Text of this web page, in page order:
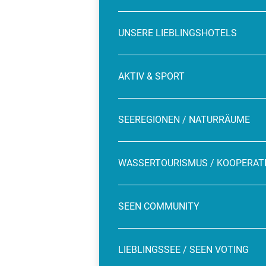
UNSERE LIEBLINGSHOTELS
AKTIV & SPORT
SEEREGIONEN / NATURRÄUME
WASSERTOURISMUS /
SEEN COMMUNITY
LIEBLINGSSEE / SEEN VOTING